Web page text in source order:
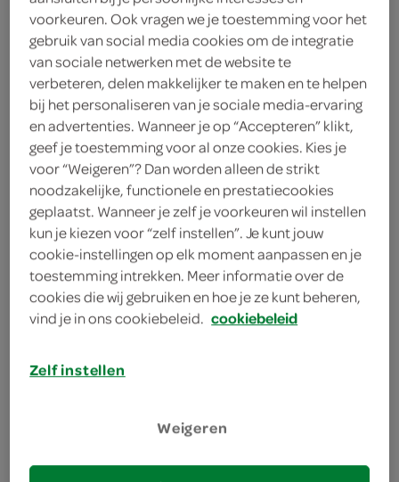
345 Gram
Let op: aanbiedingen zijn niet zichtbaar bij de
producten, maar worden wél automatisch
verwerkt in de winkelmand.
volkoren ontbijtkoek zonder toegevoegde suikers
voor een bewust tussendoortje
345 gram gesneden koek, goed voor wel 12
plakjes
een plakje koek om zorgeloos van te genieten
rogge en geen toegevoegde suiker
voorkeuren. Ook vragen we je toestemming voor het
gebruik van social media cookies om de integratie
van sociale netwerken met de website te
verbeteren, delen makkelijker te maken en te helpen
bij het personaliseren van je sociale media-ervaring
en advertenties. Wanneer je op “Accepteren” klikt,
geef je toestemming voor al onze cookies. Kies je
voor “Weigeren”? Dan worden alleen de strikt
noodzakelijke, functionele en prestatiecookies
geplaatst. Wanneer je zelf je voorkeuren wil instellen
kun je kiezen voor “zelf instellen”. Je kunt jouw
cookie-instellingen op elk moment aanpassen en je
toestemming intrekken. Meer informatie over de
cookies die wij gebruiken en hoe je ze kunt beheren,
vind je in ons cookiebeleid. cookiebeleid
Zelf instellen
Weigeren